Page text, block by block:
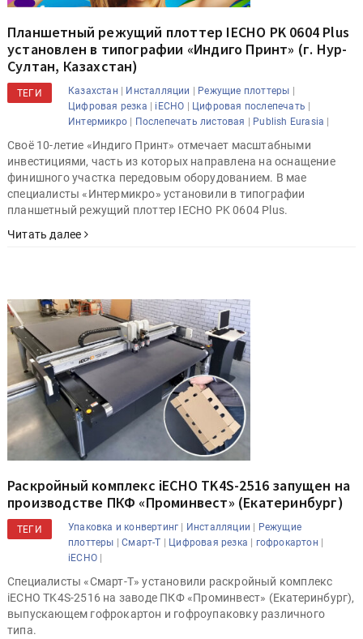
Планшетный режущий плоттер IECHO PK 0604 Plus
установлен в типографии «Индиго Принт» (г. Нур-
Султан, Казахстан)
ТЕГИ Казахстан | Инсталляции | Режущие плоттеры |
Цифровая резка | iECHO | Цифровая послепечать |
Интермикро | Послепечать листовая | Publish Eurasia |
Своё 10-летие «Индиго Принт» отмечает масштабными
инвестициями, часть из которых направлена на оснащение
финишного участка передовым оборудованием. В мае
специалисты «Интермикро» установили в типографии
планшетный режущий плоттер IECHO PK 0604 Plus.
Читать далее
Раскройный комплекс iECHO TK4S-2516 запущен на
производстве ПКФ «Проминвест» (Екатеринбург)
ТЕГИ Упаковка и конвертинг | Инсталляции | Режущие
плоттеры |Смарт-Т | Цифровая резка | гофрокартон |
iECHO |
Специалисты «Смарт-Т» установили раскройный комплекс
iECHO TK4S-2516 на заводе ПКФ «Проминвест» (Екатеринбург),
выпускающем гофрокартон и гофроупаковку различного
типа.